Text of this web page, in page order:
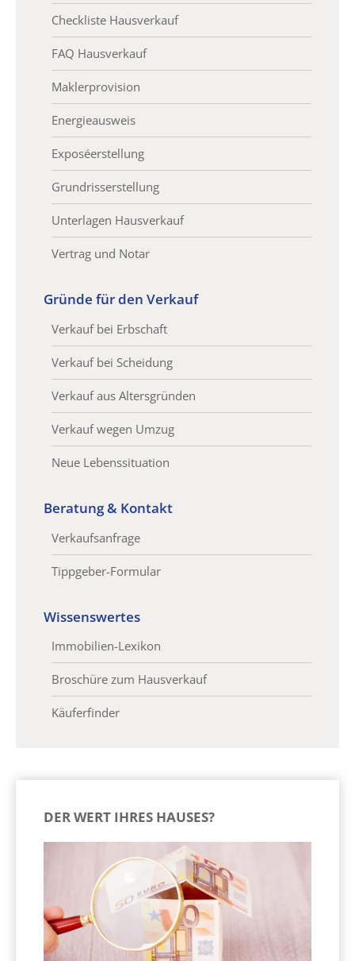
Checkliste Hausverkauf
FAQ Hausverkauf
Maklerprovision
Energieausweis
Exposéerstellung
Grundrisserstellung
Unterlagen Hausverkauf
Vertrag und Notar
Gründe für den Verkauf
Verkauf bei Erbschaft
Verkauf bei Scheidung
Verkauf aus Altersgründen
Verkauf wegen Umzug
Neue Lebenssituation
Beratung & Kontakt
Verkaufsanfrage
Tippgeber-Formular
Wissenswertes
Immobilien-Lexikon
Broschüre zum Hausverkauf
Käuferfinder
DER WERT IHRES HAUSES?